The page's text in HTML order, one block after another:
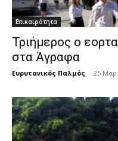
Επικαιρότητα
Τριήμερος ο
στα Άγραφα
Ευρυτανικός Παλμός - 25